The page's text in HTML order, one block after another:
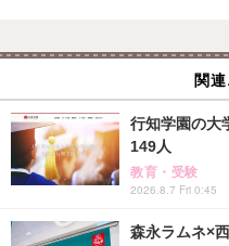
関
行知学園の大
149人
教育・受験
2026.8.7 Fri 0:45
森永ラムネ×